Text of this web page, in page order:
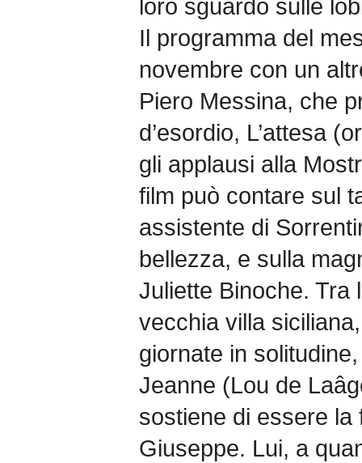
loro sguardo sulle
Il programma del
novembre con un
Piero Messina, che
d’esordio, L’attesa
gli applausi alla
film può contare sul
assistente di
bellezza, e sulla
Juliette Binoche. Tra
vecchia villa
giornate in
Jeanne (Lou de
sostiene di essere la
Giuseppe. Lui, a